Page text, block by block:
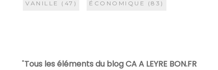
VANILLE (47) ÉCONOMIQUE (83)
"Tous les éléments du blog CA A LEYRE BON.FR